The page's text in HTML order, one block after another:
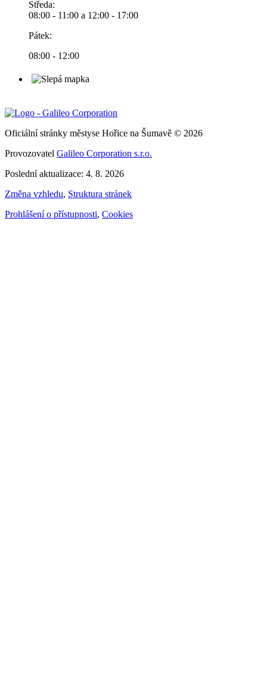
Středa:
08:00 - 11:00 a 12:00 - 17:00
Pátek:
08:00 - 12:00
Oficiální stránky městyse Hořice na Šumavě © 2026
Provozovatel Galileo Corporation s.r.o.
Poslední aktualizace: 4. 8. 2026
Změna vzhledu, Struktura stránek
Prohlášení o přístupnosti, Cookies